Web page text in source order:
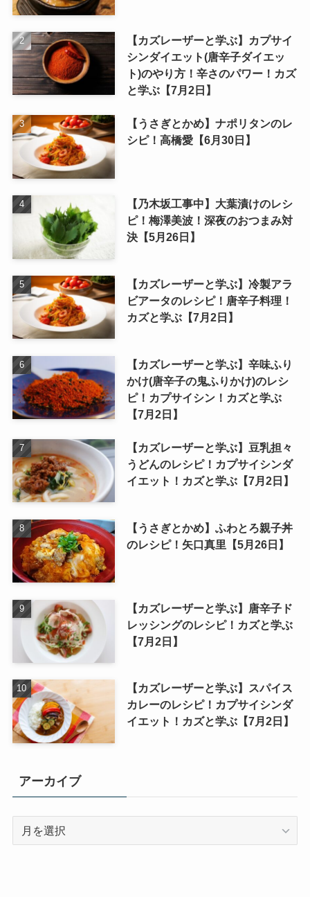
【カズレーザーと学ぶ】カプサイ
シンダイエット(唐辛子ダイエッ
ト)のやり方！辛さのパワー！カズ
と学ぶ【7月2日】
【うさぎとかめ】ナポリタンのレ
シピ！高橋愛【6月30日】
【乃木坂工事中】大葉漬けのレシ
ピ！梅澤美波！深夜のおつまみ対
決【5月26日】
【カズレーザーと学ぶ】冷製アラ
ビアータのレシピ！唐辛子料理！
カズと学ぶ【7月2日】
【カズレーザーと学ぶ】辛味ふり
かけ(唐辛子の鬼ふりかけ)のレシ
ピ！カプサイシン！カズと学ぶ
【7月2日】
【カズレーザーと学ぶ】豆乳担々
うどんのレシピ！カプサイシンダ
イエット！カズと学ぶ【7月2日】
【うさぎとかめ】ふわとろ親子丼
のレシピ！矢口真里【5月26日】
【カズレーザーと学ぶ】唐辛子ド
レッシングのレシピ！カズと学ぶ
【7月2日】
【カズレーザーと学ぶ】スパイス
カレーのレシピ！カプサイシンダ
イエット！カズと学ぶ【7月2日】
アーカイブ